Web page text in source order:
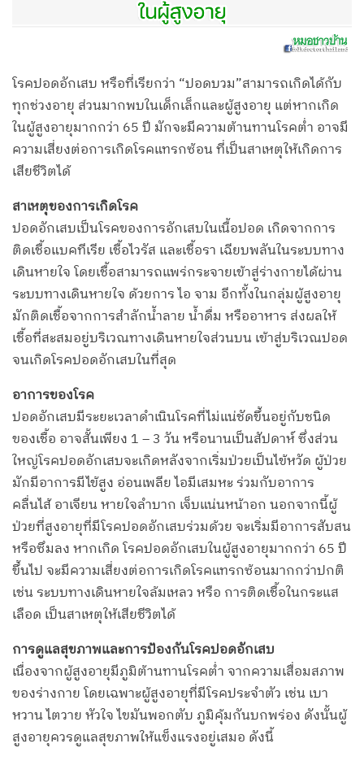
โรคปอดอักเสบ หรือที่เรียกว่า “ปอดบวม”สามารถเกิดได้กับ
ทุกช่วงอายุ ส่วนมากพบในเด็กเล็กและผู้สูงอายุ แต่หากเกิด
ในผู้สูงอายุมากกว่า 65 ปี มักจะมีความต้านทานโรคต่ำ อาจมี
ความเสี่ยงต่อการเกิดโรคแทรกซ้อน ที่เป็นสาเหตุให้เกิดการ
เสียชีวิตได้
สาเหตุของการเกิดโรค
ปอดอักเสบเป็นโรคของการอักเสบในเนื้อปอด เกิดจากการ
ติดเชื้อแบคทีเรีย เชื้อไวรัส และเชื้อรา เฉียบพลันในระบบทาง
เดินหายใจ โดยเชื้อสามารถแพร่กระจายเข้าสู่ร่างกายได้ผ่าน
ระบบทางเดินหายใจ ด้วยการ ไอ จาม อีกทั้งในกลุ่มผู้สูงอายุ
มักติดเชื้อจากการสำลักน้ำลาย น้ำดื่ม หรืออาหาร ส่งผลให้
เชื้อที่สะสมอยู่บริเวณทางเดินหายใจส่วนบน เข้าสู่บริเวณปอด
จนเกิดโรคปอดอักเสบในที่สุด
อาการของโรค
ปอดอักเสบมีระยะเวลาดำเนินโรคที่ไม่แน่ชัดขึ้นอยู่กับชนิด
ของเชื้อ อาจสั้นเพียง 1 – 3 วัน หรือนานเป็นสัปดาห์ ซึ่งส่วน
ใหญ่โรคปอดอักเสบจะเกิดหลังจากเริ่มป่วยเป็นไข้หวัด ผู้ป่วย
มักมีอาการมีไข้สูง อ่อนเพลีย ไอมีเสมหะ ร่วมกับอาการ
คลื่นไส้ อาเจียน หายใจลำบาก เจ็บแน่นหน้าอก นอกจากนี้ผู้
ป่วยที่สูงอายุที่มีโรคปอดอักเสบร่วมด้วย จะเริ่มมีอาการสับสน
หรือซึมลง หากเกิด โรคปอดอักเสบในผู้สูงอายุมากกว่า 65 ปี
ขึ้นไป จะมีความเสี่ยงต่อการเกิดโรคแทรกซ้อนมากกว่าปกติ
เช่น ระบบทางเดินหายใจล้มเหลว หรือ การติดเชื้อในกระแส
เลือด เป็นสาเหตุให้เสียชีวิตได้
การดูแลสุขภาพและการป้องกันโรคปอดอักเสบ
เนื่องจากผู้สูงอายุมีภูมิต้านทานโรคต่ำ จากความเสื่อมสภาพ
ของร่างกาย โดยเฉพาะผู้สูงอายุที่มีโรคประจำตัว เช่น เบา
หวาน ไตวาย หัวใจ ไขมันพอกตับ ภูมิคุ้มกันบกพร่อง ดังนั้นผู้
สูงอายุควรดูแลสุขภาพให้แข็งแรงอยู่เสมอ ดังนี้